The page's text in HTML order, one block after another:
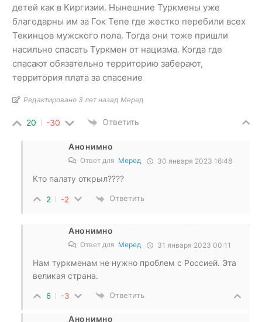
детей как в Киргизии. Нынешние Туркмены уже
благодарны им за Гок Тепе где жестко перебили всех
Текинцов мужского пола. Тогда они тоже пришли
насильно спасать Туркмен от нацизма. Когда где
спасают обязательно территорию заберают,
территория плата за спасение
Редактировано 3 лет назад Меред
20 -30 Ответить
Анонимно
Ответ для Меред 30 января 2023 16:48
Кто палату открыл????
2 -2 Ответить
Анонимно
Ответ для Меред 31 января 2023 00:11
Нам туркменам не нужно проблем с Россией. Эта
великая страна.
6 -3 Ответить
Анонимно